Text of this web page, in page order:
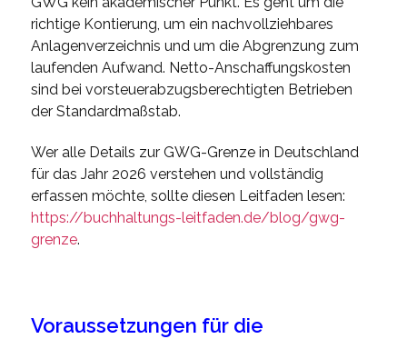
richtige Kontierung, um ein nachvollziehbares
Anlagenverzeichnis und um die Abgrenzung zum
laufenden Aufwand. Netto-Anschaffungskosten
sind bei vorsteuerabzugsberechtigten Betrieben
der Standardmaßstab.
Wer alle Details zur GWG-Grenze in Deutschland
für das Jahr 2026 verstehen und vollständig
erfassen möchte, sollte diesen Leitfaden lesen:
https://buchhaltungs-leitfaden.de/blog/gwg-
grenze.
Voraussetzungen für die